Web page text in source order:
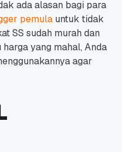
ada alasan bagi para
pemula untuk tidak
SS sudah murah dan
yang mahal, Anda
agar